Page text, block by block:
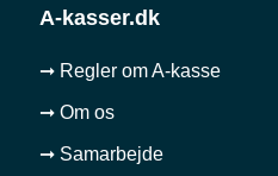
A-kasser.dk
➞ Regler om A-kasse
➞ Om os
➞ Samarbejde